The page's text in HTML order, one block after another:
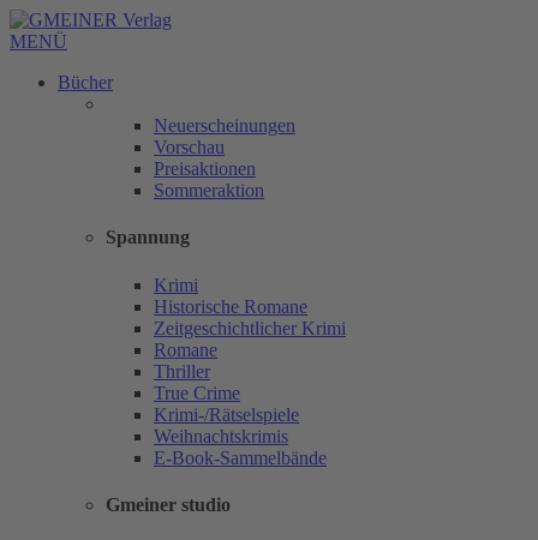
MENÜ
Bücher
Neuerscheinungen
Vorschau
Preisaktionen
Sommeraktion
Spannung
Krimi
Historische Romane
Zeitgeschichtlicher Krimi
Romane
Thriller
True Crime
Krimi-/Rätselspiele
Weihnachtskrimis
E-Book-Sammelbände
Gmeiner studio